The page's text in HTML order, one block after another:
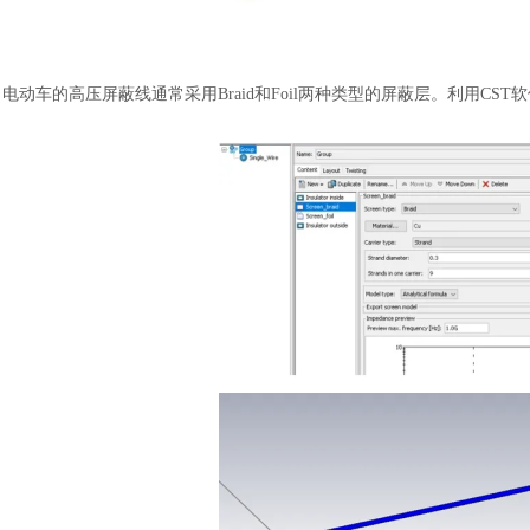
电动车的高压屏蔽线通常采用Braid和Foil两种类型的屏蔽层。利用CST